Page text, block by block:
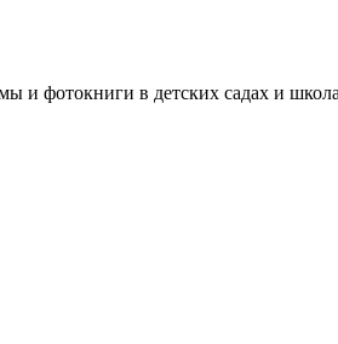
и фотокниги в детских садах и